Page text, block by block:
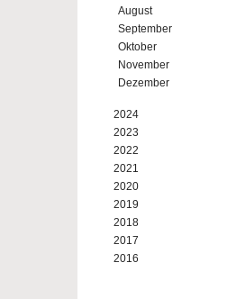
August
September
Oktober
November
Dezember
2024
2023
2022
2021
2020
2019
2018
2017
2016